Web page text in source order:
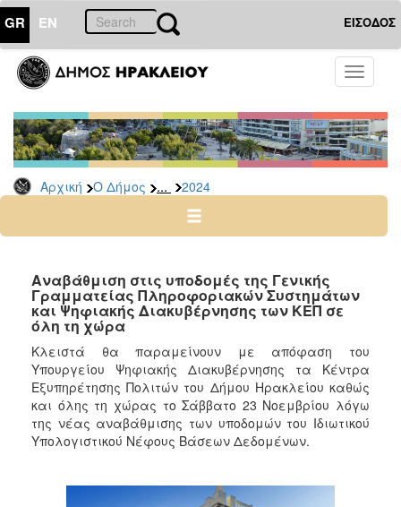
GR EN ΕΙΣΟΔΟΣ
Toggle
Αρχική Ο Δήμος ... 2024
ΔΗΜΟΣ
Δελτία
Τύπου
Αρχείο
2026
2024
2022
2021
2020
2019
2018
2017
2015
Αναβάθμιση στις υποδομές της Γενικής
Γραμματείας Πληροφοριακών Συστημάτων
και Ψηφιακής Διακυβέρνησης των ΚΕΠ σε
όλη τη χώρα
Κλειστά θα παραμείνουν με απόφαση του
Υπουργείου Ψηφιακής Διακυβέρνησης τα Κέντρα
Εξυπηρέτησης Πολιτών του Δήμου Ηρακλείου καθώς
και όλης τη χώρας το Σάββατο 23 Νοεμβρίου λόγω
της νέας αναβάθμισης των υποδομών του Ιδιωτικού
Υπολογιστικού Νέφους Βάσεων Δεδομένων.